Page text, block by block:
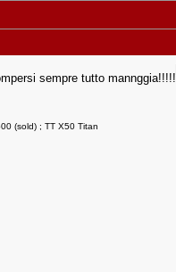
sempre tutto mannggia!!!!!
(sold) ; TT X50 Titan